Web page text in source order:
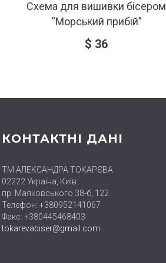
Схема для вишивки бісером
“Морський прибій”
$ 36
КОНТАКТНІ ДАНІ
ТМ АЛЕКСАНДРА ТОКАРЄВА
02222 Україна, Київ
пр. Маяковського 38-б, 122
Телефон: +380952141067
Факс: +380445468403
tokarevabiser@gmail.com